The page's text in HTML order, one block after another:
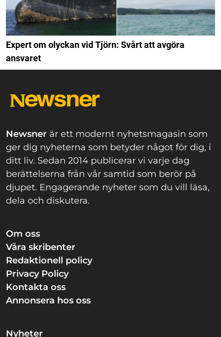
Expert om olyckan vid Tjörn: Svårt att avgöra
ansvaret
Newsner är ett modernt nyhetsmagasin som
ger dig nyheterna som betyder något för dig, i
ditt liv. Sedan 2014 publicerar vi varje dag
berättelserna från vår samtid som berör på
djupet. Engagerande nyheter som du vill läsa,
dela och diskutera.
Om oss
Våra skribenter
Redaktionell policy
Privacy Policy
Kontakta oss
Annonsera hos oss
Nyheter